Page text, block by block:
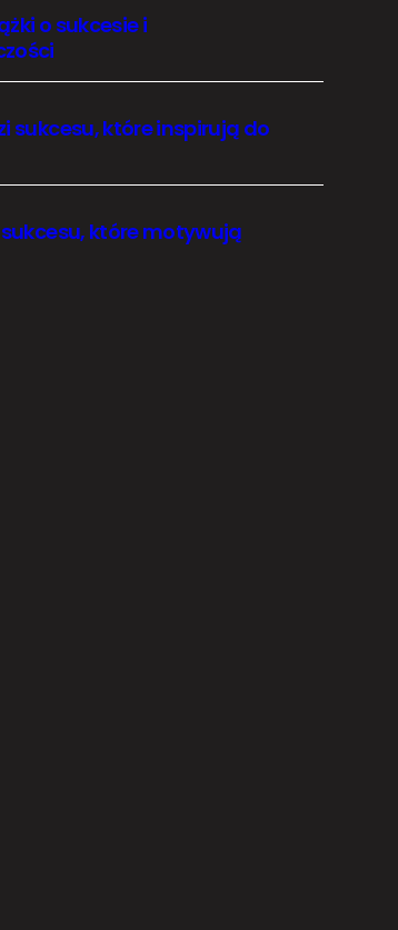
o sukcesie i
sukcesu, które inspirują do
które motywują